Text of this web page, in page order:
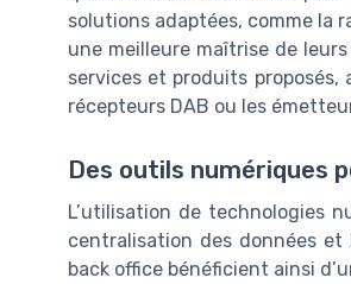
solutions adaptées, comme la
une meilleure maîtrise de
services et produits proposés,
récepteurs DAB ou les
Des outils numériques
L’utilisation de technologies
centralisation des données et
back office bénéficient ainsi